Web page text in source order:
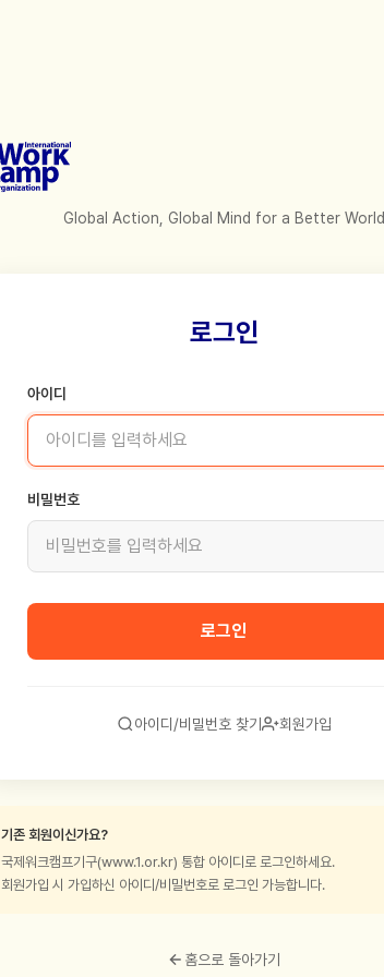
Global Action, Global Mind for a Better World
로그인
아이디
비밀번호
로그인
아이디/비밀번호 찾기 회원가입
기존 회원이신가요?
국제워크캠프기구(www.1.or.kr) 통합 아이디로 로그인하세요.
회원가입 시 가입하신 아이디/비밀번호로 로그인 가능합니다.
홈으로 돌아가기